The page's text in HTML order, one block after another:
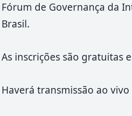
Fórum de Governança da
Brasil.
As inscrições são gratuitas
Haverá transmissão ao